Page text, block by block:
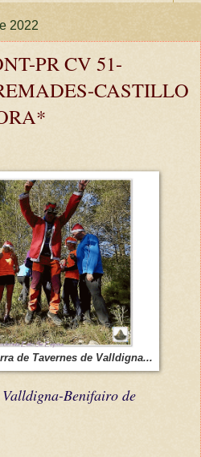
2022
PR CV 51-
CASTILLO
de Tavernes de Valldigna...
Benifairo de